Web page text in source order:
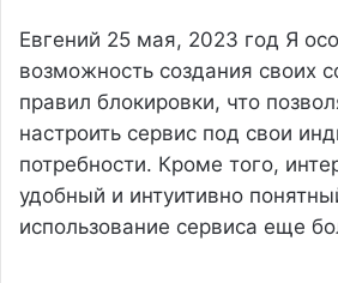
Евгений 25 мая, 2023 год Я
возможность создания своих
правил блокировки, что
настроить сервис под свои
потребности. Кроме того,
удобный и интуитивно
использование сервиса еще